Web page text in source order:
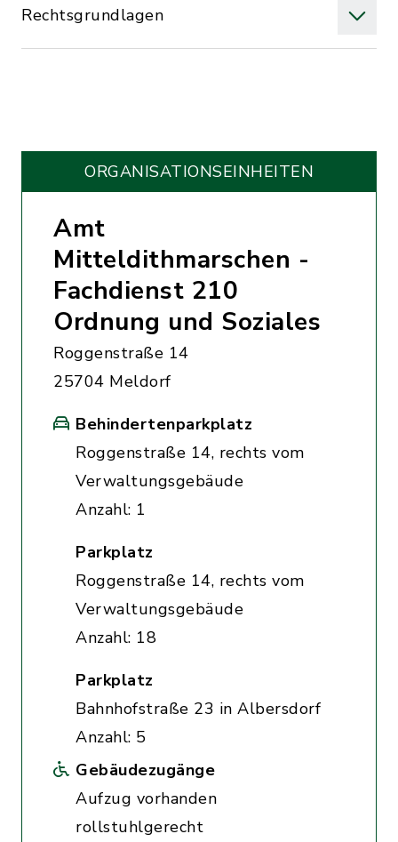
Rechtsgrundlagen
ORGANISATIONS­EINHEITEN
Amt
Mitteldithmarschen -
Fachdienst 210
Ordnung und Soziales
Roggenstraße 14
25704 Meldorf
Behindertenparkplatz
Roggenstraße 14, rechts vom
Verwaltungsgebäude
Anzahl: 1
Parkplatz
Roggenstraße 14, rechts vom
Verwaltungsgebäude
Anzahl: 18
Parkplatz
Bahnhofstraße 23 in Albersdorf
Anzahl: 5
Gebäudezugänge
Aufzug vorhanden
rollstuhlgerecht